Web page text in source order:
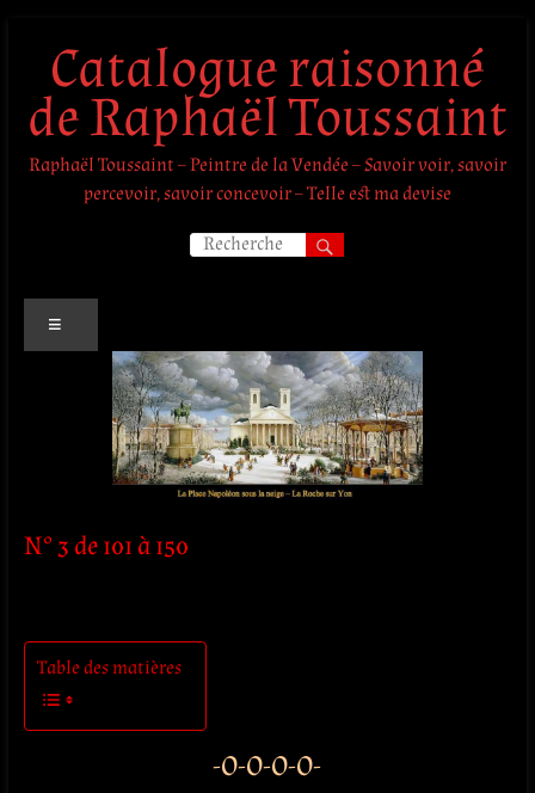
contenuCatalogue raisonné
de Raphaël Toussaint
Raphaël Toussaint – Peintre de la Vendée – Savoir voir, savoir
percevoir, savoir concevoir – Telle est ma devise
N° 3 de 101 à 150
Table des matières
-O-O-O-O-